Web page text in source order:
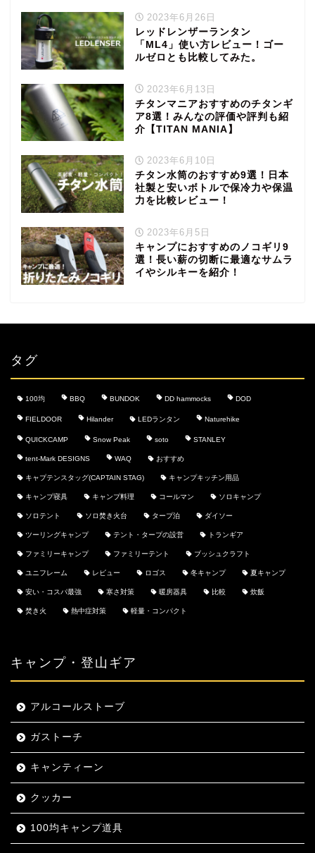
2023年6月26日
レッドレンザーランタン
「ML4」使い方レビュー！ゴー
ルゼロとも比較してみた。
2023年6月13日
チタンマニアおすすめのチタンギ
ア8選！みんなの評価や評判も紹
介【TITAN MANIA】
2023年6月10日
チタン水筒のおすすめ9選！日本
社製と安いボトルで保冷力や保温
力を比較レビュー！
2023年6月5日
キャンプにおすすめのノコギリ9
選！長い薪の切断に最適なサムラ
イやシルキーを紹介！
タグ
100均 BBQ BUNDOK DD hammocks DOD
FIELDOOR Hilander LEDランタン Naturehike
QUICKCAMP Snow Peak soto STANLEY
tent-Mark DESIGNS WAQ おすすめ
キャプテンスタッグ(CAPTAIN STAG) キャンプキッチン用品
キャンプ寝具 キャンプ料理 コールマン ソロキャンプ
ソロテント ソロ焚き火台 タープ泊 ダイソー
ツーリングキャンプ テント・タープの設営 トランギア
ファミリーキャンプ ファミリーテント ブッシュクラフト
ユニフレーム レビュー ロゴス 冬キャンプ 夏キャンプ
安い・コスパ最強 寒さ対策 暖房器具 比較 炊飯
焚き火 熱中症対策 軽量・コンパクト
キャンプ・登山ギア
アルコールストーブ
ガストーチ
キャンティーン
クッカー
100均キャンプ道具